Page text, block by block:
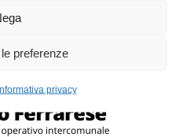
preferenze
privacy